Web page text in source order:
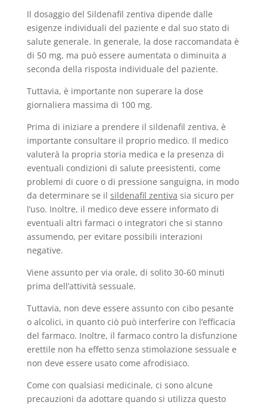
Il dosaggio del Sildenafil zentiva dipende dalle
esigenze individuali del paziente e dal suo stato di
salute generale. In generale, la dose raccomandata è
di 50 mg, ma può essere aumentata o diminuita a
seconda della risposta individuale del paziente.
Tuttavia, è importante non superare la dose
giornaliera massima di 100 mg.
Prima di iniziare a prendere il sildenafil zentiva, è
importante consultare il proprio medico. Il medico
valuterà la propria storia medica e la presenza di
eventuali condizioni di salute preesistenti, come
problemi di cuore o di pressione sanguigna, in modo
da determinare se il sildenafil zentiva sia sicuro per
l’uso. Inoltre, il medico deve essere informato di
eventuali altri farmaci o integratori che si stanno
assumendo, per evitare possibili interazioni
negative.
Viene assunto per via orale, di solito 30-60 minuti
prima dell’attività sessuale.
Tuttavia, non deve essere assunto con cibo pesante
o alcolici, in quanto ciò può interferire con l’efficacia
del farmaco. Inoltre, il farmaco contro la disfunzione
erettile non ha effetto senza stimolazione sessuale e
non deve essere usato come afrodisiaco.
Come con qualsiasi medicinale, ci sono alcune
precauzioni da adottare quando si utilizza questo